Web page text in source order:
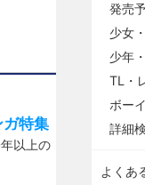
特集
以上の
発売
少女
少年
TL・
ボー
詳細
よくあ